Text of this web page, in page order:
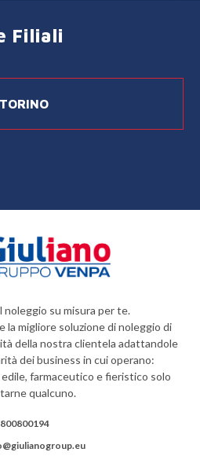
Filiali
TORINO
noleggio su misura per te.
la migliore soluzione di noleggio di
della nostra clientela adattandole
dei business in cui operano:
farmaceutico e fieristico solo
qualcuno.
800800194